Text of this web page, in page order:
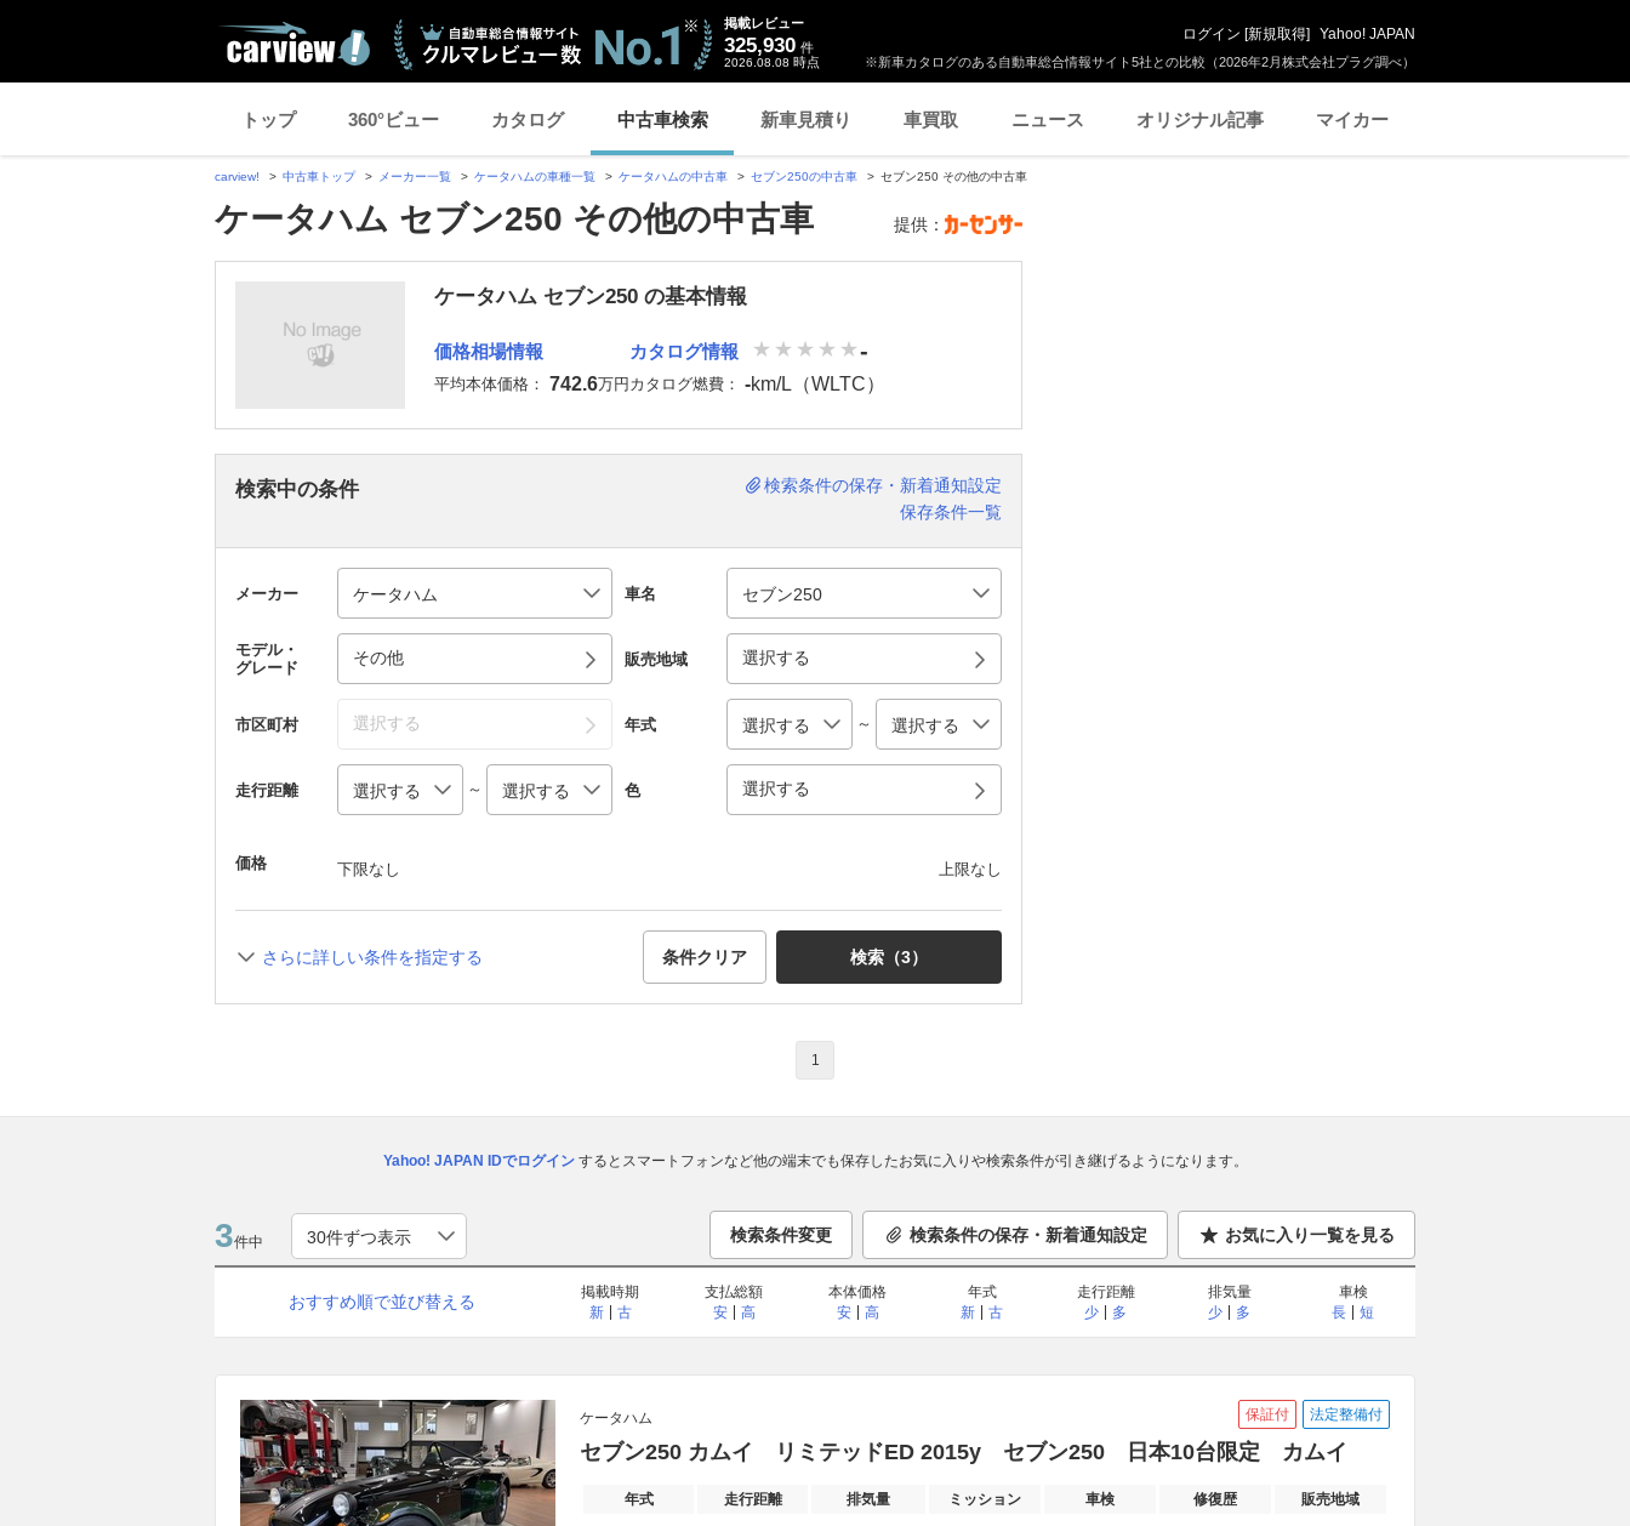
※新車カタログのある自動車総合情報サイト5社との比較（2026年2月株式会社プラグ調べ）
掲載レビュー
325,930 件
2026.08.08 時点
ログイン [新規取得] Yahoo! JAPAN
トップ 360°ビュー カタログ 中古車検索 新車見積り 車買取 ニュース オリジナル記事 マイカー
carview! 中古車トップ メーカー一覧 ケータハムの車種一覧 ケータハムの中古車 セブン250の中古車 セブン250 その他の中古車
ケータハム セブン250 その他の中古車 提供：
ケータハム セブン250 の基本情報
価格相場情報
平均本体価格： 742.6万円
カタログ情報 -
カタログ燃費： -km/L（WLTC）
検索中の条件
検索条件の保存・新着通知設定
保存条件一覧
メーカー 車名
モデル・
グレード
その他 販売地域 選択する
市区町村 選択する 年式 ～
走行距離 ～ 色 選択する
価格 下限なし 上限なし
さらに詳しい条件を指定する 条件クリア 検索（3）
1
Yahoo! JAPAN IDでログインするとスマートフォンなど他の端末でも保存したお気に入りや検索条件が引き継げるようになります。
3件中 検索条件変更 検索条件の保存・新着通知設定 お気に入り一覧を見る
おすすめ順で並び替える
掲載時期
新
古
支払総額
安
高
本体価格
安
高
年式
新
古
走行距離
少
多
排気量
少
多
車検
長
短
ケータハム 保証付 法定整備付
セブン250 カムイ リミテッドED 2015y セブン250 日本10台限定 カムイ
年式 走行距離 排気量 ミッション 車検 修復歴 販売地域